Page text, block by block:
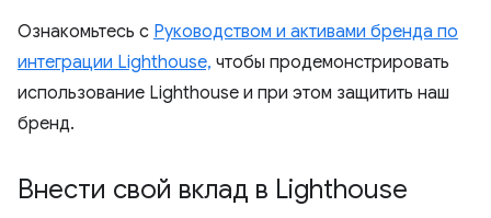
Ознакомьтесь с Руководством и активами бренда по
интеграции Lighthouse, чтобы продемонстрировать
использование Lighthouse и при этом защитить наш
бренд.
Внести свой вклад в Lighthouse